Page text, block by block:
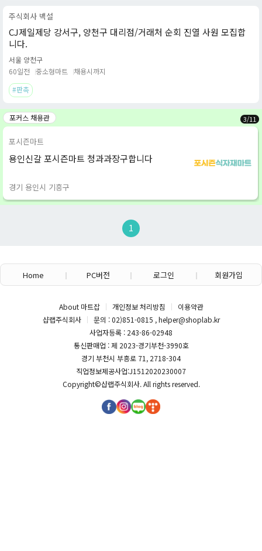
주식회사 백설
CJ제일제당 강서구, 양천구 대리점/거래처 순회 진열 사원 모집합
니다.
서울 양천구
60일전
중소형마트
채용시까지
#판촉
포커스 채용관 3/11
포시즌마트
용인신갈 포시즌마트 청과과장구합니다
경기 용인시 기흥구
1
Home PC버전 로그인 회원가입
About 마트잡 개인정보 처리방침
이용약관
샵랩주식회사
문의 : 02)851-0815 , helper@shoplab.kr
사업자등록 : 243-86-02948
통신판매업 : 제 2023-경기부천-3990호
경기 부천시 부흥로 71, 2718-304
직업정보제공사업:J1512020230007
Copyright©샵랩주식회사. All rights reserved.